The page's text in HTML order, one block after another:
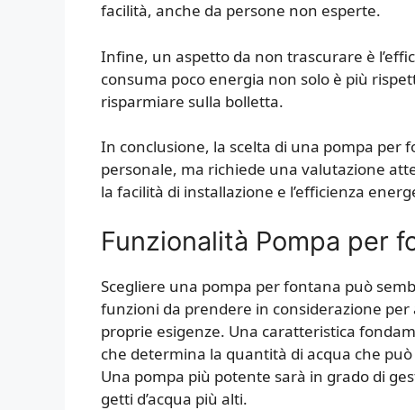
facilità, anche da persone non esperte.
Infine, un aspetto da non trascurare è
consuma poco energia non solo è più
risparmiare sulla bolletta.
In conclusione, la scelta di una pompa per
personale, ma richiede una valutazione
la facilità di installazione e l’efficienza
Funzionalità Pompa per
Scegliere una pompa per fontana può
funzioni da prendere in considerazione
proprie esigenze. Una caratteristica
che determina la quantità di acqua che
Una pompa più potente sarà in grado di
getti d’acqua più alti.